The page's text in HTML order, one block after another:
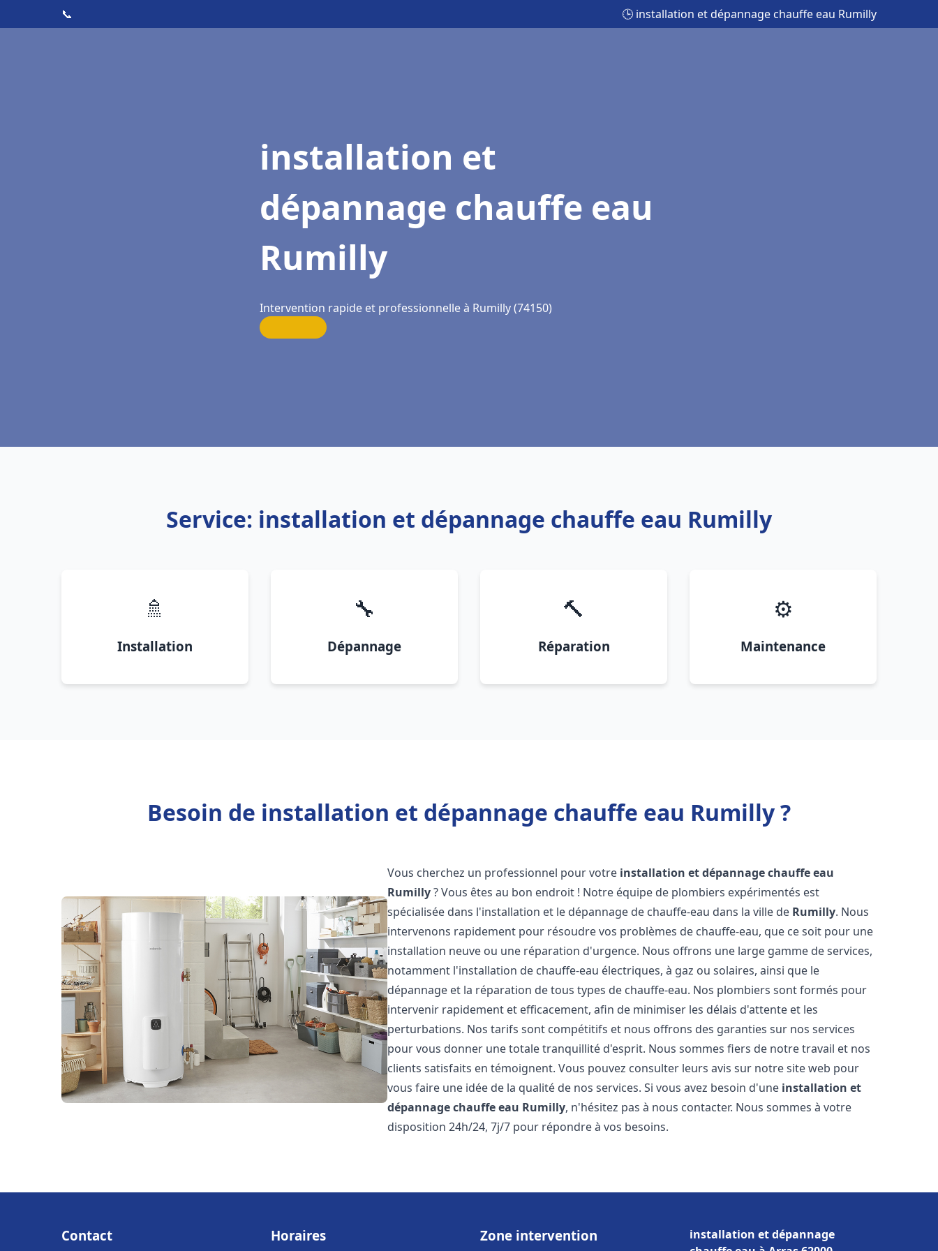
📞 🕒 installation et dépannage chauffe eau Rumilly
installation et
dépannage chauffe eau
Rumilly
Intervention rapide et professionnelle à Rumilly (74150)
Service: installation et dépannage chauffe eau Rumilly
🚿
Installation
🔧
Dépannage
🔨
Réparation
⚙️
Maintenance
Besoin de installation et dépannage chauffe eau Rumilly ?
Vous cherchez un professionnel pour votre installation et dépannage chauffe eau
Rumilly? Vous êtes au bon endroit ! Notre équipe de plombiers expérimentés est
spécialisée dans l'installation et le dépannage de chauffe-eau dans la ville de Rumilly. Nous
intervenons rapidement pour résoudre vos problèmes de chauffe-eau, que ce soit pour une
installation neuve ou une réparation d'urgence. Nous offrons une large gamme de services,
notamment l'installation de chauffe-eau électriques, à gaz ou solaires, ainsi que le
dépannage et la réparation de tous types de chauffe-eau. Nos plombiers sont formés pour
intervenir rapidement et efficacement, afin de minimiser les délais d'attente et les
perturbations. Nos tarifs sont compétitifs et nous offrons des garanties sur nos services
pour vous donner une totale tranquillité d'esprit. Nous sommes fiers de notre travail et nos
clients satisfaits en témoignent. Vous pouvez consulter leurs avis sur notre site web pour
vous faire une idée de la qualité de nos services. Si vous avez besoin d'une installation et
dépannage chauffe eau Rumilly, n'hésitez pas à nous contacter. Nous sommes à votre
disposition 24h/24, 7j/7 pour répondre à vos besoins.
Contact Horaires Zone intervention
installation et dépannage